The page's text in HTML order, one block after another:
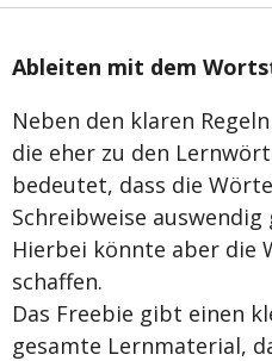
Ableiten mit dem
Neben den klaren
die eher zu den
bedeutet, dass die
Schreibweise
Hierbei könnte aber die
schaffen.
Das Freebie gibt einen
gesamte Lernmaterial,